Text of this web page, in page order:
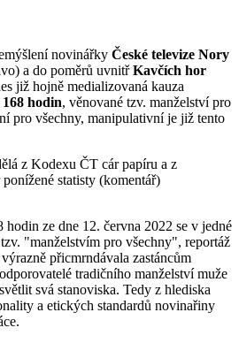
novinářky České televize Nory
a do poměrů uvnitřKavčích hor
již hojně medializovaná kauza
168 hodin, věnované tzv. manželství pro
pro všechny, manipulativní je již tento
ze dne 12. června 2022 se v jedné
"manželstvím pro všechny", reportáž
přicmrndávala zastáncům
tradičního manželství muže
svá stanoviska. Tedy z hlediska
a etických standardů novinařiny